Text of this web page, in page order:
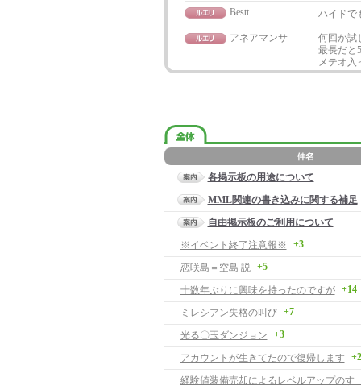
Bestt
ハイドで
アネアマンサ
何回か試
最長だと
メテオ
各掲示板の用途について
MML関連の書き込みに関する補足
自由掲示板のご利用について
※イベント終了注意報※
+3
恋咲島＝空島 説 +5
十数年ぶりに興味を持ったのですが +14
ミレシアン失格の叫び +7
光る〇玉ダンジョン +3
アカウントが生きてたので復帰します +2
経験値装備売却によるレベルアップのす